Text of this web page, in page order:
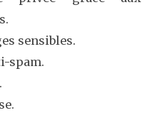
sensibles.
spam.